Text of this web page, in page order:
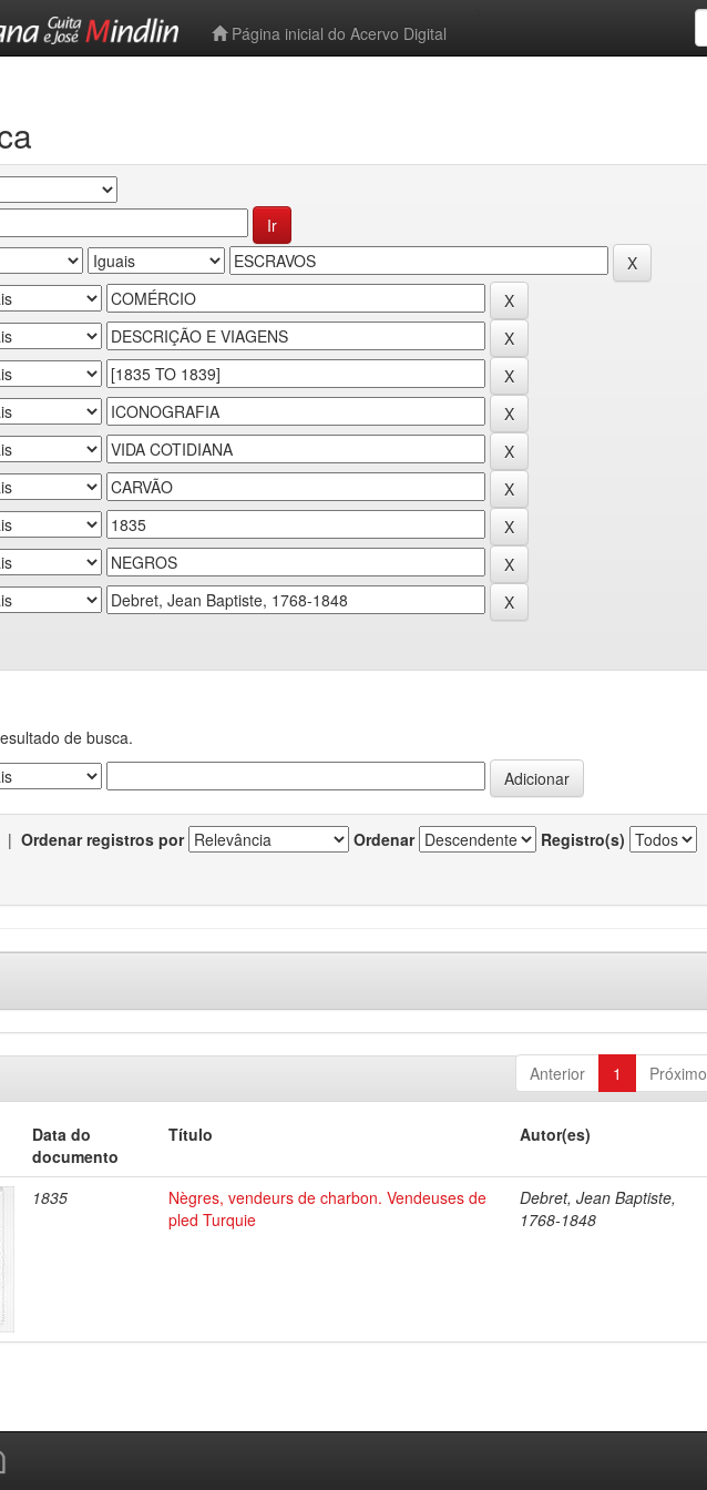
Página inicial do Acervo Digital
de busca.
| Ordenar registros por Ordenar Registro(s)
Anterior 1 Próximo
Data do
documento
Título Autor(es)
1835
Nègres, vendeurs de charbon. Vendeuses de
pled Turquie
Debret, Jean Baptiste,
1768-1848